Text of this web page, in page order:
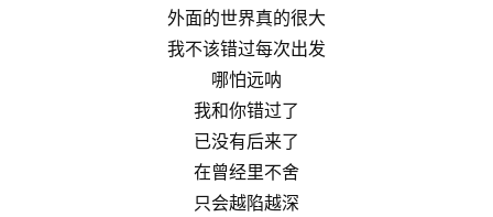
外面的世界真的很大
我不该错过每次出发
哪怕远呐
我和你错过了
已没有后来了
在曾经里不舍
只会越陷越深